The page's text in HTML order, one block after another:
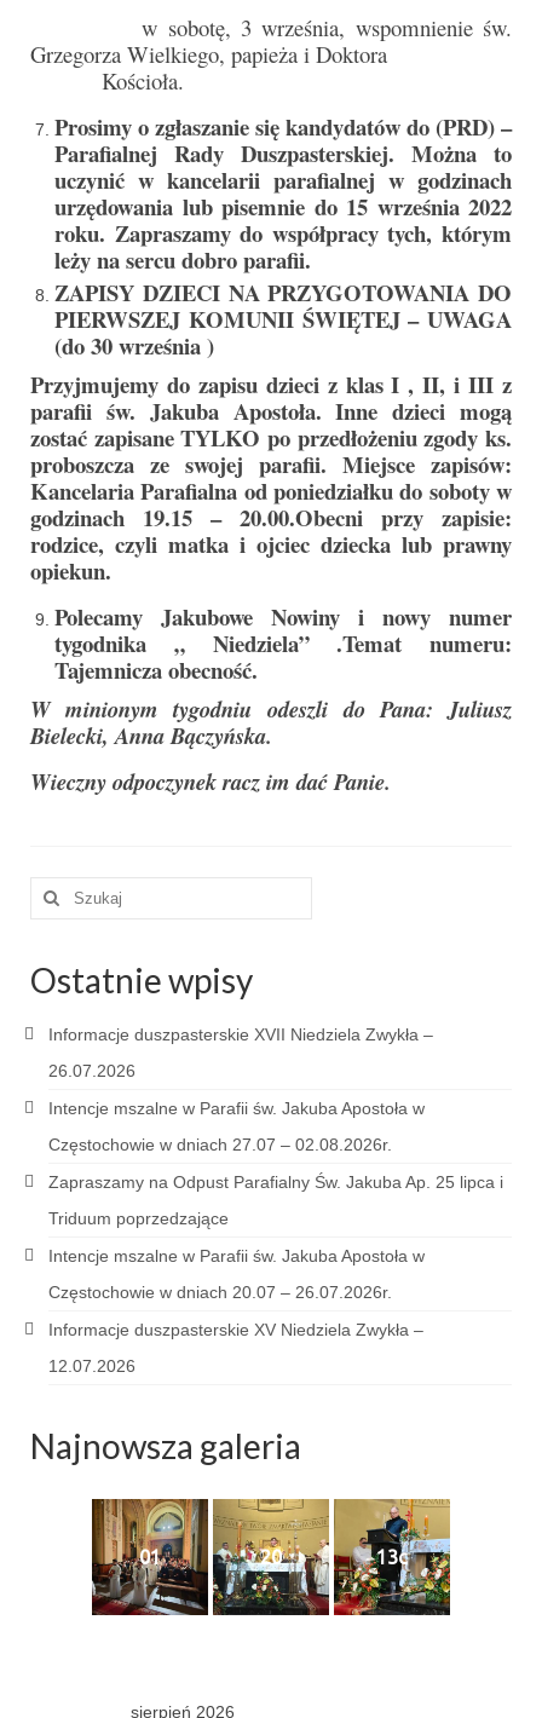
Sakrament kapłaństwa
Galeria
Galerie 2026
Niedziela Palmowa 29.03.2026
Wielki Czwartek 02.04.2026
Wielki Piątek 03.04.2026
Wielka Sobota 04.04.2026
Godzina Miłosierdzia 12.04.2026
Galerie 2025
Pożegnanie Ks. Mateusza 29.06.2025
Zakończenie Oktawy Bożego Ciała
26.06.2025
Galerie 2024
Niedziela Palmowa 24.03.2024
Wigilia Paschalna 30.03.2024
Galerie 2023
Odpust 2023
Zakończenie oktawy 2023
Niedziela Palmowa 2023
Pasterka 2022
Bierzmowanie 24.10.2022r.
Złoty Jubileusz
Pierwsza Komunia Św. – Gr 1
Pasterka 2021
Odpust 2021
w sobotę, 3 września, wspomnienie św.
Grzegorza Wielkiego, papieża i Doktora
Kościoła.
Prosimy o zgłaszanie się kandydatów do (PRD) –
Parafialnej Rady Duszpasterskiej. Można to
uczynić w kancelarii parafialnej w godzinach
urzędowania lub pisemnie do 15 września 2022
roku. Zapraszamy do współpracy tych, którym
leży na sercu dobro parafii.
ZAPISY DZIECI NA PRZYGOTOWANIA DO
PIERWSZEJ KOMUNII ŚWIĘTEJ – UWAGA
(do 30 września )
Przyjmujemy do zapisu dzieci z klas I , II, i III z
parafii św. Jakuba Apostoła. Inne dzieci mogą
zostać zapisane TYLKO po przedłożeniu zgody ks.
proboszcza ze swojej parafii. Miejsce zapisów:
Kancelaria Parafialna od poniedziałku do soboty w
godzinach 19.15 – 20.00.Obecni przy zapisie:
rodzice, czyli matka i ojciec dziecka lub prawny
opiekun.
Polecamy Jakubowe Nowiny i nowy numer
tygodnika „ Niedziela” .Temat numeru:
Tajemnicza obecność.
W minionym tygodniu odeszli do Pana: Juliusz
Bielecki, Anna Bączyńska.
Wieczny odpoczynek racz im dać Panie.
Szuklaj
Ostatnie wpisy
Informacje duszpasterskie XVII Niedziela Zwykła –
26.07.2026
Intencje mszalne w Parafii św. Jakuba Apostoła w
Częstochowie w dniach 27.07 – 02.08.2026r.
Zapraszamy na Odpust Parafialny Św. Jakuba Ap. 25 lipca i
Triduum poprzedzające
Intencje mszalne w Parafii św. Jakuba Apostoła w
Częstochowie w dniach 20.07 – 26.07.2026r.
Informacje duszpasterskie XV Niedziela Zwykła –
12.07.2026
Najnowsza galeria
01 20 13c
sierpień 2026